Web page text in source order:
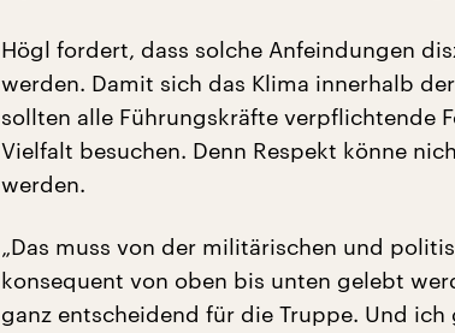
Högl fordert, dass solche Anfeindungen
werden. Damit sich das Klima innerhalb
sollten alle Führungskräfte verpflichtende
Vielfalt besuchen. Denn Respekt könne
werden.
„Das muss von der militärischen und
konsequent von oben bis unten gelebt
ganz entscheidend für die Truppe. Und